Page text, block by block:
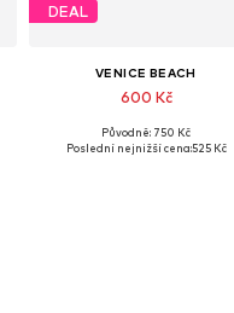
DEAL
VENICE BEACH
600 Kč
Dostupné v mnoha velikostech
Původně: 750 Kč
Poslední nejnižší cena:525 Kč